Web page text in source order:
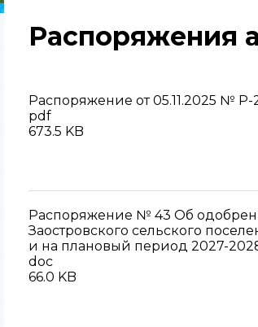
Распоряжения
Распоряжение от 05.11.2025 №
pdf
673.5 KB
Распоряжение № 43 Об
Заостровского сельского
и на плановый период 2027-
doc
66.0 KB